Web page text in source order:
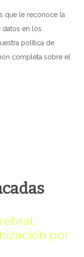
que le reconoce la
datos en los
política de
completa sobre el
por